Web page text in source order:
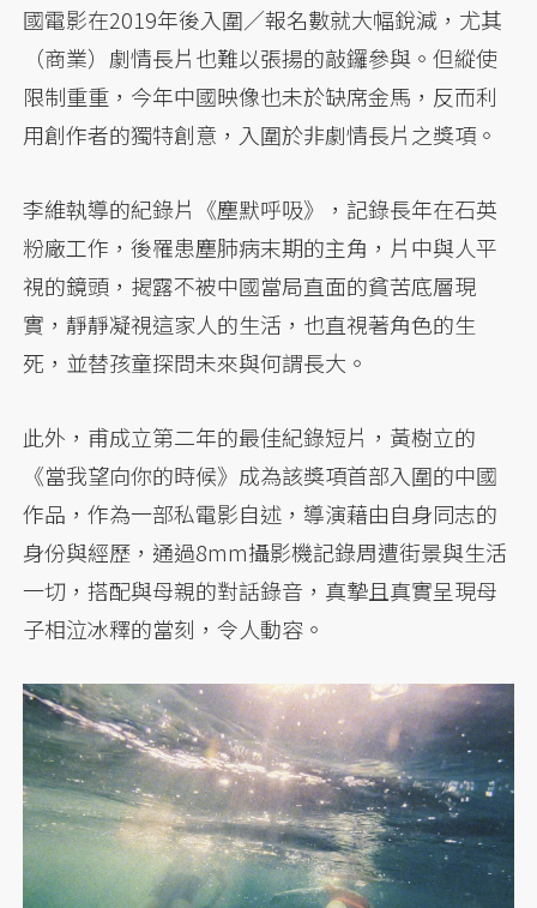
國電影在2019年後入圍／報名數就大幅銳減，尤其
（商業）劇情長片也難以張揚的敲鑼參與。但縱使
限制重重，今年中國映像也未於缺席金馬，反而利
用創作者的獨特創意，入圍於非劇情長片之獎項。
李維執導的紀錄片《塵默呼吸》，記錄長年在石英
粉廠工作，後罹患塵肺病末期的主角，片中與人平
視的鏡頭，揭露不被中國當局直面的貧苦底層現
實，靜靜凝視這家人的生活，也直視著角色的生
死，並替孩童探問未來與何謂長大。
此外，甫成立第二年的最佳紀錄短片，黃樹立的
《當我望向你的時候》成為該獎項首部入圍的中國
作品，作為一部私電影自述，導演藉由自身同志的
身份與經歷，通過8mm攝影機記錄周遭街景與生活
一切，搭配與母親的對話錄音，真摯且真實呈現母
子相泣冰釋的當刻，令人動容。